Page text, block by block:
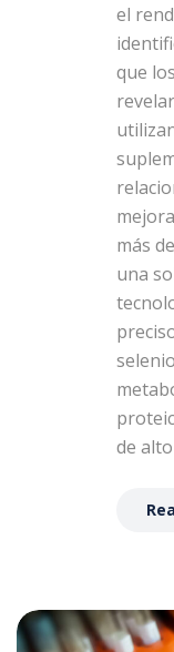
el
que
más
una
de